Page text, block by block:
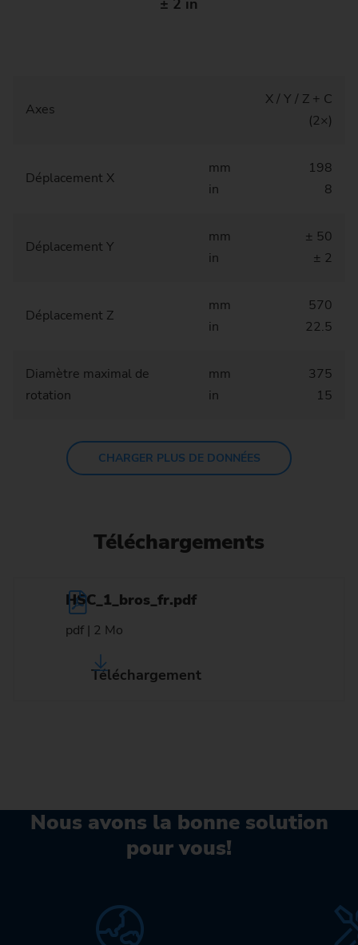
± 2 in
Axes
X / Y / Z + C
(2×)
Déplacement X
mm
in
198
8
Déplacement Y
mm
in
± 50
± 2
Déplacement Z
mm
in
570
22.5
Diamètre maximal de
rotation
mm
in
375
15
CHARGER PLUS DE DONNÉES
Téléchargements
HSC_1_bros_fr.pdf
pdf | 2 Mo
Téléchargement
Nous avons la bonne solution
pour vous!